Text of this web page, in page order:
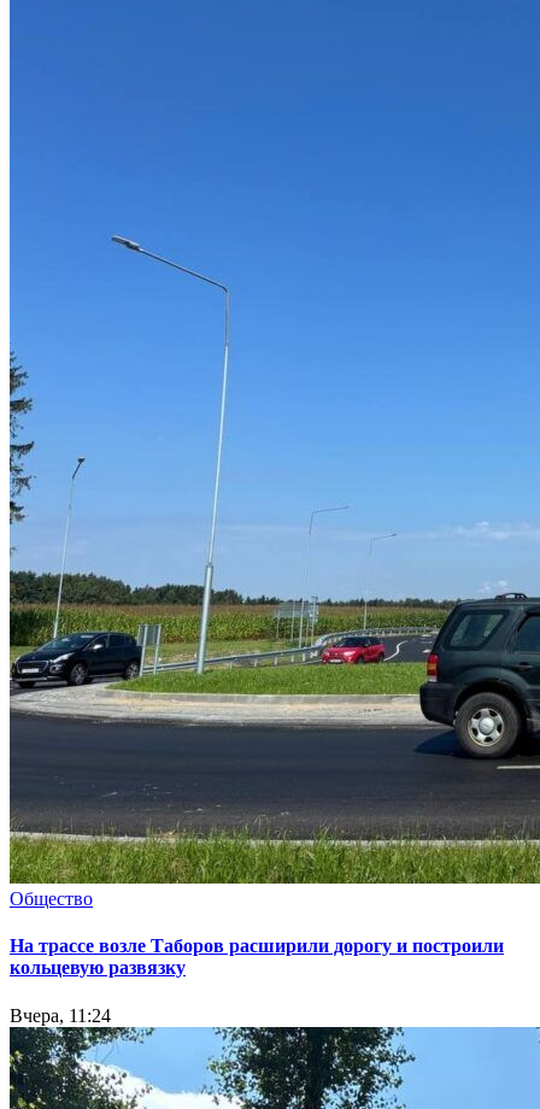
Общество
На трассе возле Таборов расширили дорогу и построили
кольцевую развязку
Вчера, 11:24